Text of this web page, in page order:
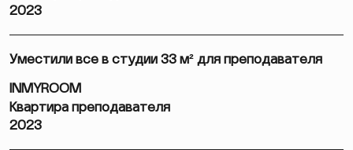
2023
Уместили все в студии 33 м² для преподавателя
INMYROOM
Квартира преподавателя
2023